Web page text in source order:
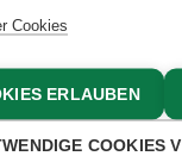
Cookies
ERLAUBEN
COOKIES